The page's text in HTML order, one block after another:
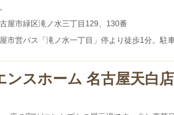
屋市緑区滝ノ水三丁目129、130番
市営バス「滝ノ水一丁目」停より徒歩1分。駐車
ンスホーム 名古屋天白店